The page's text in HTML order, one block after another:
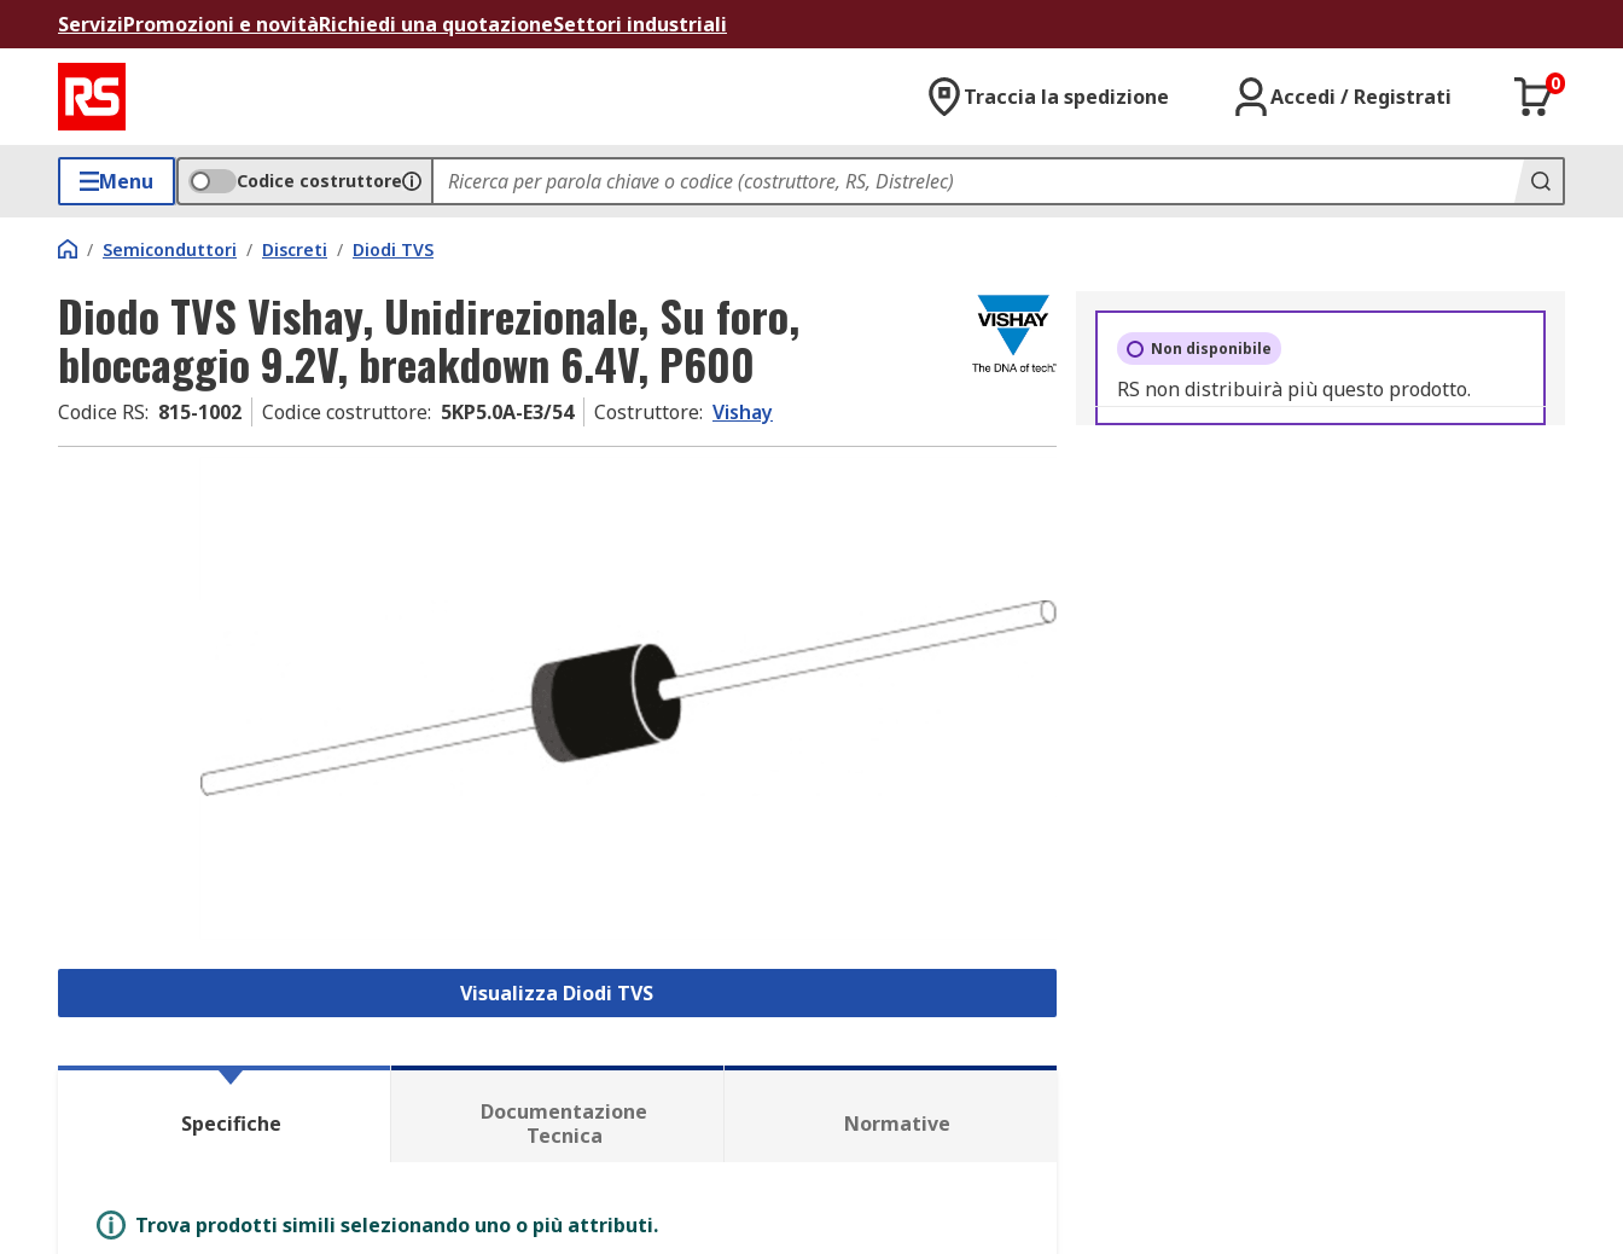
ServiziPromozioni e novitàRichiedi una quotazioneSettori industriali
Traccia la spedizione Accedi / Registrati
0
Menu Codice costruttore
/ Semiconduttori / Discreti / Diodi TVS
Diodo TVS Vishay, Unidirezionale, Su foro,
bloccaggio 9.2V, breakdown 6.4V, P600
Codice RS: 815-1002 Codice costruttore: 5KP5.0A-E3/54 Costruttore: Vishay
Visualizza Diodi TVS
Non disponibile
RS non distribuirà più questo prodotto.
Specifiche
Documentazione
Tecnica
Normative
Trova prodotti simili selezionando uno o più attributi.